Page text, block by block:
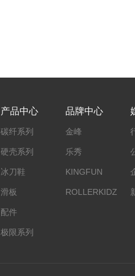
产品中心
碳纤系列
硬壳系列
冰刀鞋
滑板
配件
极限系列
品牌中心
金峰
乐秀
KINGFUN
ROLLERKIDZ